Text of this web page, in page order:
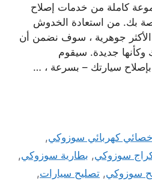
كاملة من خدمات إصلاح
بك. من استعادة الخدوش
الأكثر جوهرية ، سوف نضمن أن
جديدة. سيقوم
سيارتك – بسرعة ، …
كهربائي سوزوكي,
سوزوكي, بطارية سوزوكي,
سوزوكي, تصليح سيارات,